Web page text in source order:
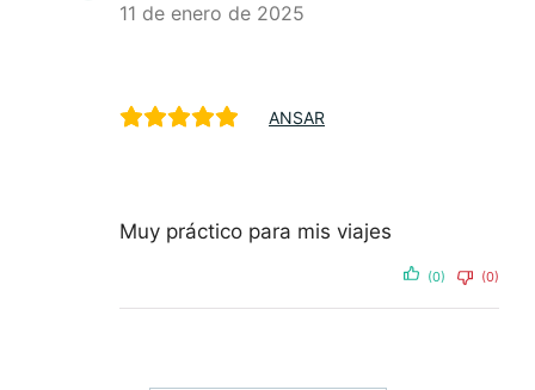
11 de enero de 2025
ANSAR
Muy práctico para mis viajes
(0) (0)